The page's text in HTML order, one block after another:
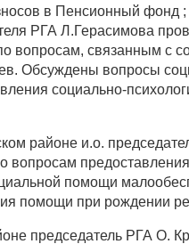
в Пенсионный фонд ;
РГА Л.Герасимова
вопросам, связанным с
Обсуждены вопросы
социально-
районе и.о.
вопросам
помощи
помощи при рождении
председатель РГА О.